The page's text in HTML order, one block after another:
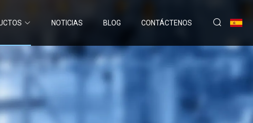
NOTICIAS BLOG CONTÁCTENOS